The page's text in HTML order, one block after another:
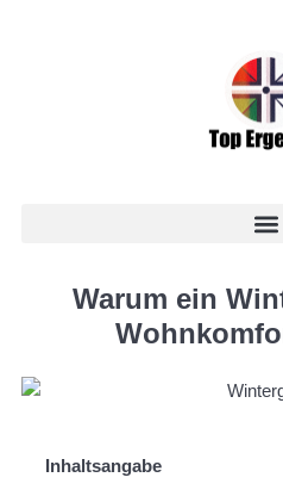
Warum ein
Inhaltsangabe